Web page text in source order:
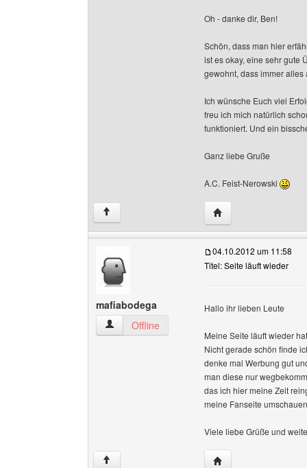
Oh - danke dir, Ben!
Schön, dass man hier
ist es okay, eine sehr gute
gewohnt, dass immer
Ich wünsche Euch viel
freu ich mich natürlich
funktioniert. Und ein
Ganz liebe Gruße
A.C. Feist-Nerowski
↑ Website dieses
mafiabodega
mafiabodega Benutzer-Profile anzeigen
Offline
04.10.2012 um 11:58
Titel: Seite läuft wieder
Hallo ihr lieben Leute
Meine Seite läuft wieder
Nicht gerade schön finde
denke mal Werbung gut
man diese nur
das ich hier meine Zeit
meine Fanseite
Viele liebe Grüße und
↑ Website dieses